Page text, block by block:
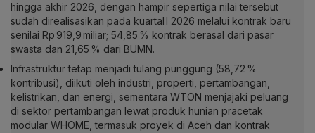
hingga akhir 2026, dengan hampir sepertiga nilai tersebut
sudah direalisasikan pada kuartal I 2026 melalui kontrak baru
senilai Rp 919,9 miliar; 54,85 % kontrak berasal dari pasar
swasta dan 21,65 % dari BUMN.
Infrastruktur tetap menjadi tulang punggung (58,72 %
kontribusi), diikuti oleh industri, properti, pertambangan,
kelistrikan, dan energi, sementara WTON menjajaki peluang
di sektor pertambangan lewat produk hunian pracetak
modular WHOME, termasuk proyek di Aceh dan kontrak